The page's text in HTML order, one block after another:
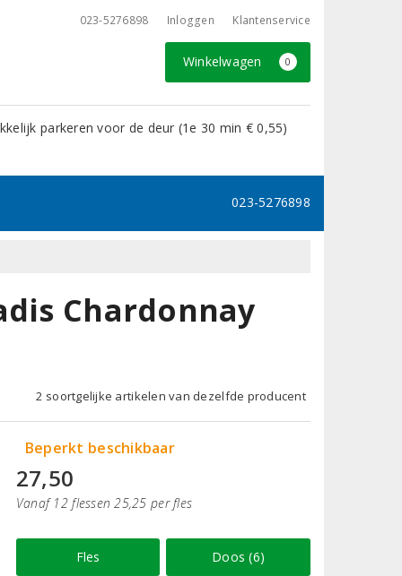
023-5276898 Inloggen Klantenservice
Winkelwagen 0
parkeren voor de deur (1e 30 min € 0,55)
023-5276898
Chardonnay
2 soortgelijke artikelen van dezelfde producent
Beperkt beschikbaar
27,50
Vanaf 12 flessen 25,25 per fles
Fles Doos (6)